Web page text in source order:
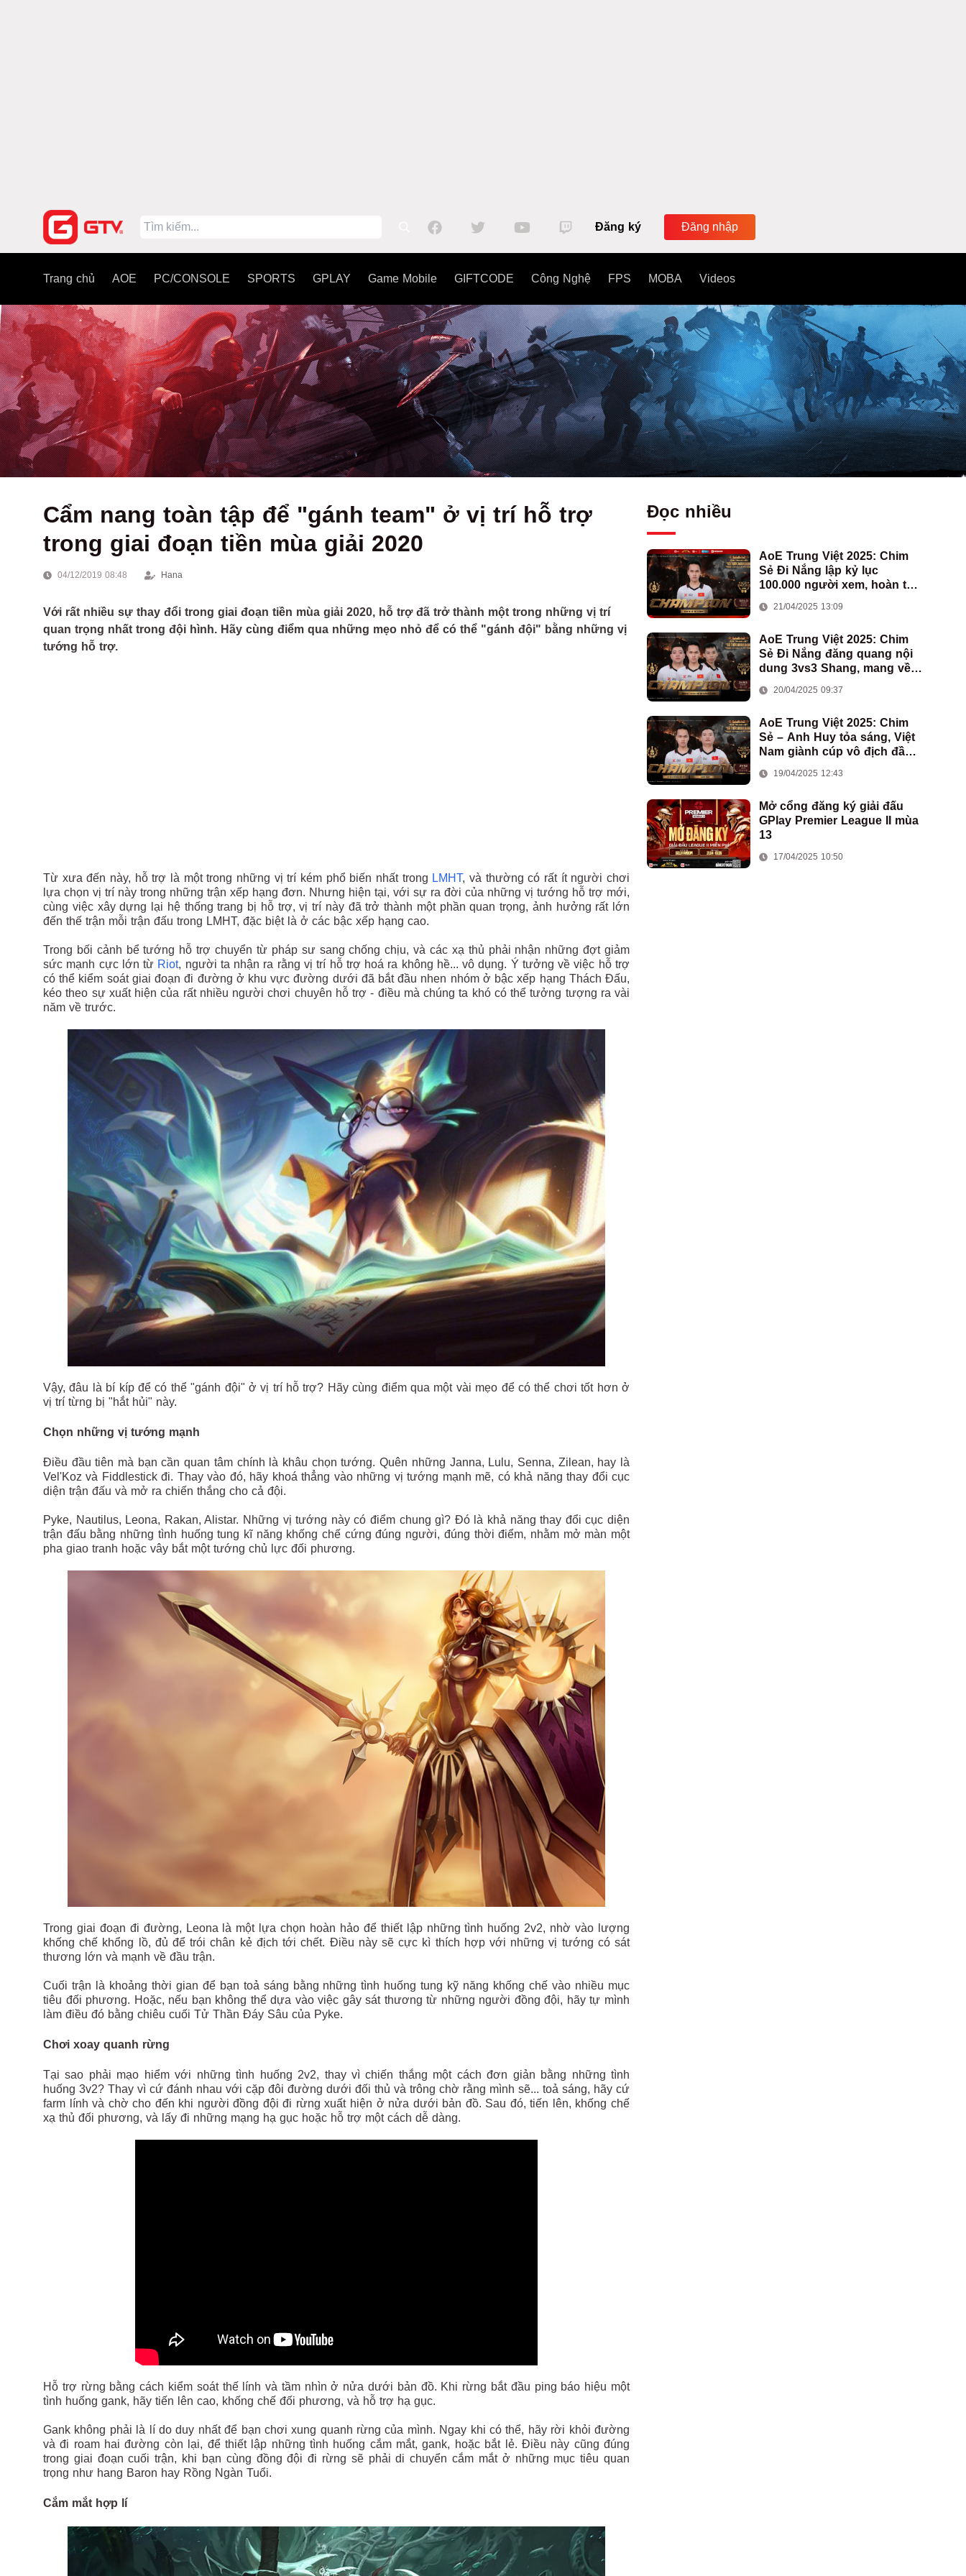
Đăng ký Đăng nhập
Trang chủ AOE PC/CONSOLE SPORTS GPLAY Game Mobile GIFTCODE Công Nghệ FPS MOBA Videos
Cẩm nang toàn tập để "gánh team" ở vị trí hỗ trợ
trong giai đoạn tiền mùa giải 2020
04/12/2019 08:48 Hana
Với rất nhiều sự thay đổi trong giai đoạn tiền mùa giải 2020, hỗ trợ đã trở thành một trong những vị trí
quan trọng nhất trong đội hình. Hãy cùng điểm qua những mẹo nhỏ để có thể "gánh đội" bằng những vị
tướng hỗ trợ.
Từ xưa đến này, hỗ trợ là một trong những vị trí kém phổ biến nhất trong LMHT, và thường có rất ít người chơi
lựa chọn vị trí này trong những trận xếp hạng đơn. Nhưng hiện tại, với sự ra đời của những vị tướng hỗ trợ mới,
cùng việc xây dựng lại hệ thống trang bị hỗ trợ, vị trí này đã trở thành một phần quan trọng, ảnh hưởng rất lớn
đến thế trận mỗi trận đấu trong LMHT, đặc biệt là ở các bậc xếp hạng cao.
Trong bối cảnh bể tướng hỗ trợ chuyển từ pháp sư sang chống chịu, và các xạ thủ phải nhận những đợt giảm
sức mạnh cực lớn từ Riot, người ta nhận ra rằng vị trí hỗ trợ hoá ra không hề... vô dụng. Ý tưởng về việc hỗ trợ
có thể kiểm soát giai đoạn đi đường ở khu vực đường dưới đã bắt đầu nhen nhóm ở bậc xếp hạng Thách Đấu,
kéo theo sự xuất hiện của rất nhiều người chơi chuyên hỗ trợ - điều mà chúng ta khó có thể tưởng tượng ra vài
năm về trước.
Vậy, đâu là bí kíp để có thể "gánh đội" ở vị trí hỗ trợ? Hãy cùng điểm qua một vài mẹo để có thể chơi tốt hơn ở
vị trí từng bị "hắt hủi" này.
Chọn những vị tướng mạnh
Điều đầu tiên mà bạn cần quan tâm chính là khâu chọn tướng. Quên những Janna, Lulu, Senna, Zilean, hay là
Vel'Koz và Fiddlestick đi. Thay vào đó, hãy khoá thẳng vào những vị tướng mạnh mẽ, có khả năng thay đổi cục
diện trận đấu và mở ra chiến thắng cho cả đội.
Pyke, Nautilus, Leona, Rakan, Alistar. Những vị tướng này có điểm chung gì? Đó là khả năng thay đổi cục diện
trận đấu bằng những tình huống tung kĩ năng khống chế cứng đúng người, đúng thời điểm, nhằm mở màn một
pha giao tranh hoặc vây bắt một tướng chủ lực đối phương.
Trong giai đoạn đi đường, Leona là một lựa chọn hoàn hảo để thiết lập những tình huống 2v2, nhờ vào lượng
khống chế khổng lồ, đủ để trói chân kẻ địch tới chết. Điều này sẽ cực kì thích hợp với những vị tướng có sát
thương lớn và mạnh về đầu trận.
Cuối trận là khoảng thời gian để bạn toả sáng bằng những tình huống tung kỹ năng khống chế vào nhiều mục
tiêu đối phương. Hoặc, nếu bạn không thể dựa vào việc gây sát thương từ những người đồng đội, hãy tự mình
làm điều đó bằng chiêu cuối Tử Thần Đáy Sâu của Pyke.
Chơi xoay quanh rừng
Tại sao phải mạo hiểm với những tình huống 2v2, thay vì chiến thắng một cách đơn giản bằng những tình
huống 3v2? Thay vì cứ đánh nhau với cặp đôi đường dưới đối thủ và trông chờ rằng mình sẽ... toả sáng, hãy cứ
farm lính và chờ cho đến khi người đồng đội đi rừng xuất hiện ở nửa dưới bản đồ. Sau đó, tiến lên, khống chế
xạ thủ đối phương, và lấy đi những mạng hạ gục hoặc hỗ trợ một cách dễ dàng.
Hỗ trợ rừng bằng cách kiểm soát thế lính và tầm nhìn ở nửa dưới bản đồ. Khi rừng bắt đầu ping báo hiệu một
tình huống gank, hãy tiến lên cao, khống chế đối phương, và hỗ trợ hạ gục.
Gank không phải là lí do duy nhất để bạn chơi xung quanh rừng của mình. Ngay khi có thể, hãy rời khỏi đường
và đi roam hai đường còn lại, để thiết lập những tình huống cắm mắt, gank, hoặc bắt lẻ. Điều này cũng đúng
trong giai đoạn cuối trận, khi bạn cùng đồng đội đi rừng sẽ phải di chuyển cắm mắt ở những mục tiêu quan
trọng như hang Baron hay Rồng Ngàn Tuổi.
Cắm mắt hợp lí
Đọc nhiều
AoE Trung Việt 2025: Chim
Sẻ Đi Nắng lập kỷ lục
100.000 người xem, hoàn tất
Việt Nam
21/04/2025 13:09
AoE Trung Việt 2025: Chim
Sẻ Đi Nắng đăng quang nội
dung 3vs3 Shang, mang về
đoàn AoE Việt Nam
20/04/2025 09:37
AoE Trung Việt 2025: Chim
Sẻ – Anh Huy tỏa sáng, Việt
Nam giành cúp vô địch đầu
19/04/2025 12:43
Mở cổng đăng ký giải đấu
GPlay Premier League II mùa
13
17/04/2025 10:50